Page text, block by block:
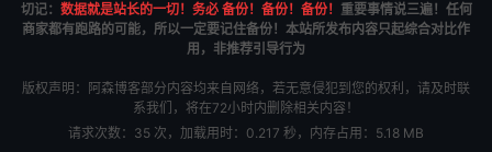
切记： 数据就是站长的一切！务必 备份！备份！备份！ 重要事情说三遍！任何
商家都有跑路的可能，所以一定要记住备份！本站所发布内容只起综合对比作
用，非推荐引导行为
版权声明：阿森博客部分内容均来自网络，若无意侵犯到您的权利，请及时联
系我们，将在72小时内删除相关内容！
请求次数：35 次，加载用时：0.217 秒，内存占用：5.18 MB